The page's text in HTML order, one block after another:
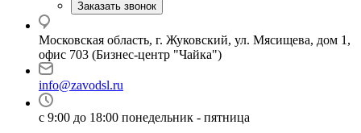
Заказать звонок
Московская область, г. Жуковский, ул. Мясищева, дом 1,
офис 703 (Бизнес-центр "Чайка")
info@zavodsl.ru
с 9:00 до 18:00 понедельник - пятница